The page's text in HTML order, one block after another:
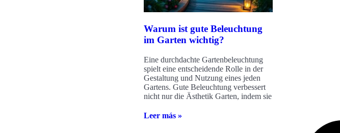
Warum ist gute Beleuchtung
im Garten wichtig?
Eine durchdachte Gartenbeleuchtung
spielt eine entscheidende Rolle in der
Gestaltung und Nutzung eines jeden
Gartens. Gute Beleuchtung verbessert
nicht nur die Ästhetik Garten, indem sie
Leer más »